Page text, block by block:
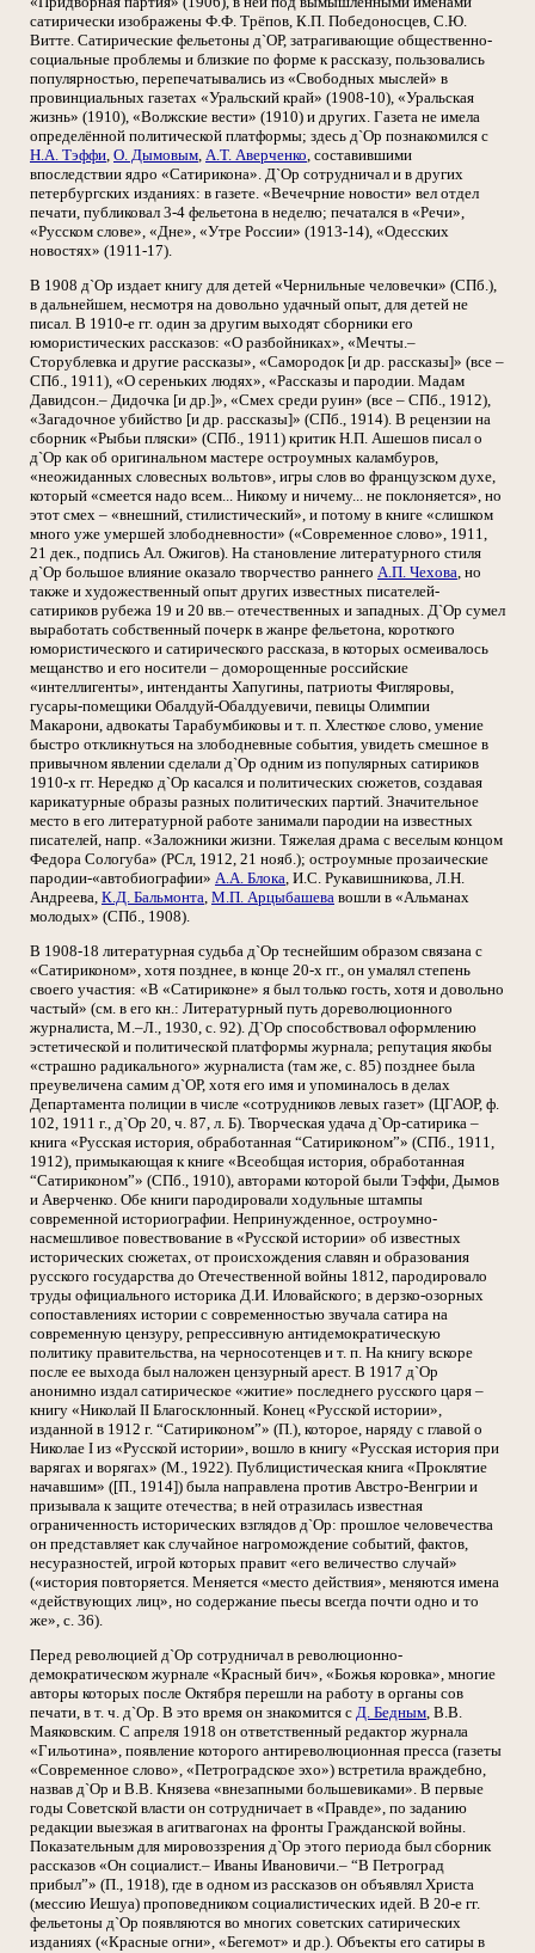
сатирически изображены Ф.Ф. Трёпов, К.П. Победоносцев, С.Ю.
Витте. Сатирические фельетоны д`ОР, затрагивающие общественно-
социальные проблемы и близкие по форме к рассказу, пользовались
популярностью, перепечатывались из «Свободных мыслей» в
провинциальных газетах «Уральский край» (1908-10), «Уральская
жизнь» (1910), «Волжские вести» (1910) и других. Газета не имела
определённой политической платформы; здесь д`Ор познакомился с
Н.А. Тэффи, О. Дымовым, А.Т. Аверченко, составившими
впоследствии ядро «Сатирикона». Д`Ор сотрудничал и в других
петербургских изданиях: в газете. «Вечечрние новости» вел отдел
печати, публиковал 3-4 фельетона в неделю; печатался в «Речи»,
«Русском слове», «Дне», «Утре России» (1913-14), «Одесских
новостях» (1911-17).
В 1908 д`Ор издает книгу для детей «Чернильные человечки» (СПб.),
в дальнейшем, несмотря на довольно удачный опыт, для детей не
писал. В 1910-е гг. один за другим выходят сборники его
юмористических рассказов: «О разбойниках», «Мечты.–
Сторублевка и другие рассказы», «Самородок [и др. рассказы]» (все –
СПб., 1911), «О сереньких людях», «Рассказы и пародии. Мадам
Давидсон.– Дидочка [и др.]», «Смех среди руин» (все – СПб., 1912),
«Загадочное убийство [и др. рассказы]» (СПб., 1914). В рецензии на
сборник «Рыбьи пляски» (СПб., 1911) критик Н.П. Ашешов писал о
д`Ор как об оригинальном мастере остроумных каламбуров,
«неожиданных словесных вольтов», игры слов во французском духе,
который «смеется надо всем... Никому и ничему... не поклоняется», но
этот смех – «внешний, стилистический», и потому в книге «слишком
много уже умершей злободневности» («Современное слово», 1911,
21 дек., подпись Ал. Ожигов). На становление литературного стиля
д`Ор большое влияние оказало творчество раннего А.П. Чехова, но
также и художественный опыт других известных писателей-
сатириков рубежа 19 и 20 вв.– отечественных и западных. Д`Ор сумел
выработать собственный почерк в жанре фельетона, короткого
юмористического и сатирического рассказа, в которых осмеивалось
мещанство и его носители – доморощенные российские
«интеллигенты», интенданты Хапугины, патриоты Фигляровы,
гусары-помещики Обалдуй-Обалдуевичи, певицы Олимпии
Макарони, адвокаты Тарабумбиковы и т. п. Хлесткое слово, умение
быстро откликнуться на злободневные события, увидеть смешное в
привычном явлении сделали д`Ор одним из популярных сатириков
1910-х гг. Нередко д`Ор касался и политических сюжетов, создавая
карикатурные образы разных политических партий. Значительное
место в его литературной работе занимали пародии на известных
писателей, напр. «Заложники жизни. Тяжелая драма с веселым концом
Федора Сологуба» (РСл, 1912, 21 нояб.); остроумные прозаические
пародии-«автобиографии» А.А. Блока, И.С. Рукавишникова, Л.Н.
Андреева, К.Д. Бальмонта, М.П. Арцыбашева вошли в «Альманах
молодых» (СПб., 1908).
В 1908-18 литературная судьба д`Ор теснейшим образом связана с
«Сатириконом», хотя позднее, в конце 20-х гг., он умалял степень
своего участия: «В «Сатириконе» я был только гость, хотя и довольно
частый» (см. в его кн.: Литературный путь дореволюционного
журналиста, М.–Л., 1930, с. 92). Д`Ор способствовал оформлению
эстетической и политической платформы журнала; репутация якобы
«страшно радикального» журналиста (там же, с. 85) позднее была
преувеличена самим д`ОР, хотя его имя и упоминалось в делах
Департамента полиции в числе «сотрудников левых газет» (ЦГАОР, ф.
102, 1911 г., д`Ор 20, ч. 87, л. Б). Творческая удача д`Ор-сатирика –
книга «Русская история, обработанная “Сатириконом”» (СПб., 1911,
1912), примыкающая к книге «Всеобщая история, обработанная
“Сатириконом”» (СПб., 1910), авторами которой были Тэффи, Дымов
и Аверченко. Обе книги пародировали ходульные штампы
современной историографии. Непринужденное, остроумно-
насмешливое повествование в «Русской истории» об известных
исторических сюжетах, от происхождения славян и образования
русского государства до Отечественной войны 1812, пародировало
труды официального историка Д.И. Иловайского; в дерзко-озорных
сопоставлениях истории с современностью звучала сатира на
современную цензуру, репрессивную антидемократическую
политику правительства, на черносотенцев и т. п. На книгу вскоре
после ее выхода был наложен цензурный арест. В 1917 д`Ор
анонимно издал сатирическое «житие» последнего русского царя –
книгу «Николай II Благосклонный. Конец «Русской истории»,
изданной в 1912 г. “Сатириконом”» (П.), которое, наряду с главой о
Николае I из «Русской истории», вошло в книгу «Русская история при
варягах и ворягах» (М., 1922). Публицистическая книга «Проклятие
начавшим» ([П., 1914]) была направлена против Австро-Венгрии и
призывала к защите отечества; в ней отразилась известная
ограниченность исторических взглядов д`Ор: прошлое человечества
он представляет как случайное нагромождение событий, фактов,
несуразностей, игрой которых правит «его величество случай»
(«история повторяется. Меняется «место действия», меняются имена
«действующих лиц», но содержание пьесы всегда почти одно и то
же», с. 36).
Перед революцией д`Ор сотрудничал в революционно-
демократическом журнале «Красный бич», «Божья коровка», многие
авторы которых после Октября перешли на работу в органы сов
печати, в т. ч. д`Ор. В это время он знакомится с Д. Бедным, В.В.
Маяковским. С апреля 1918 он ответственный редактор журнала
«Гильотина», появление которого антиреволюционная пресса (газеты
«Современное слово», «Петроградское эхо») встретила враждебно,
назвав д`Ор и В.В. Князева «внезапными большевиками». В первые
годы Советской власти он сотрудничает в «Правде», по заданию
редакции выезжая в агитвагонах на фронты Гражданской войны.
Показательным для мировоззрения д`Ор этого периода был сборник
рассказов «Он социалист.– Иваны Ивановичи.– “В Петроград
прибыл”» (П., 1918), где в одном из рассказов он объявлял Христа
(мессию Иешуа) проповедником социалистических идей. В 20-е гг.
фельетоны д`Ор появляются во многих советских сатирических
изданиях («Красные огни», «Бегемот» и др.). Объекты его сатиры в